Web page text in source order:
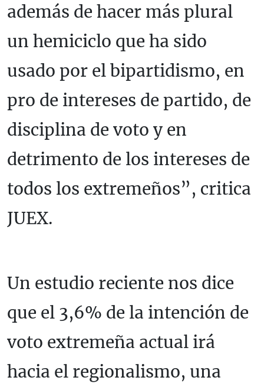
además de hacer más plural
un hemiciclo que ha sido
usado por el bipartidismo, en
pro de intereses de partido, de
disciplina de voto y en
detrimento de los intereses de
todos los extremeños”, critica
JUEX.
Un estudio reciente nos dice
que el 3,6% de la intención de
voto extremeña actual irá
hacia el regionalismo, una